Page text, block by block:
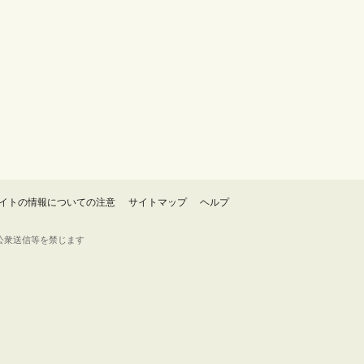
トの情報についての注意 サイトマップ ヘルプ
衆送信等を禁じます